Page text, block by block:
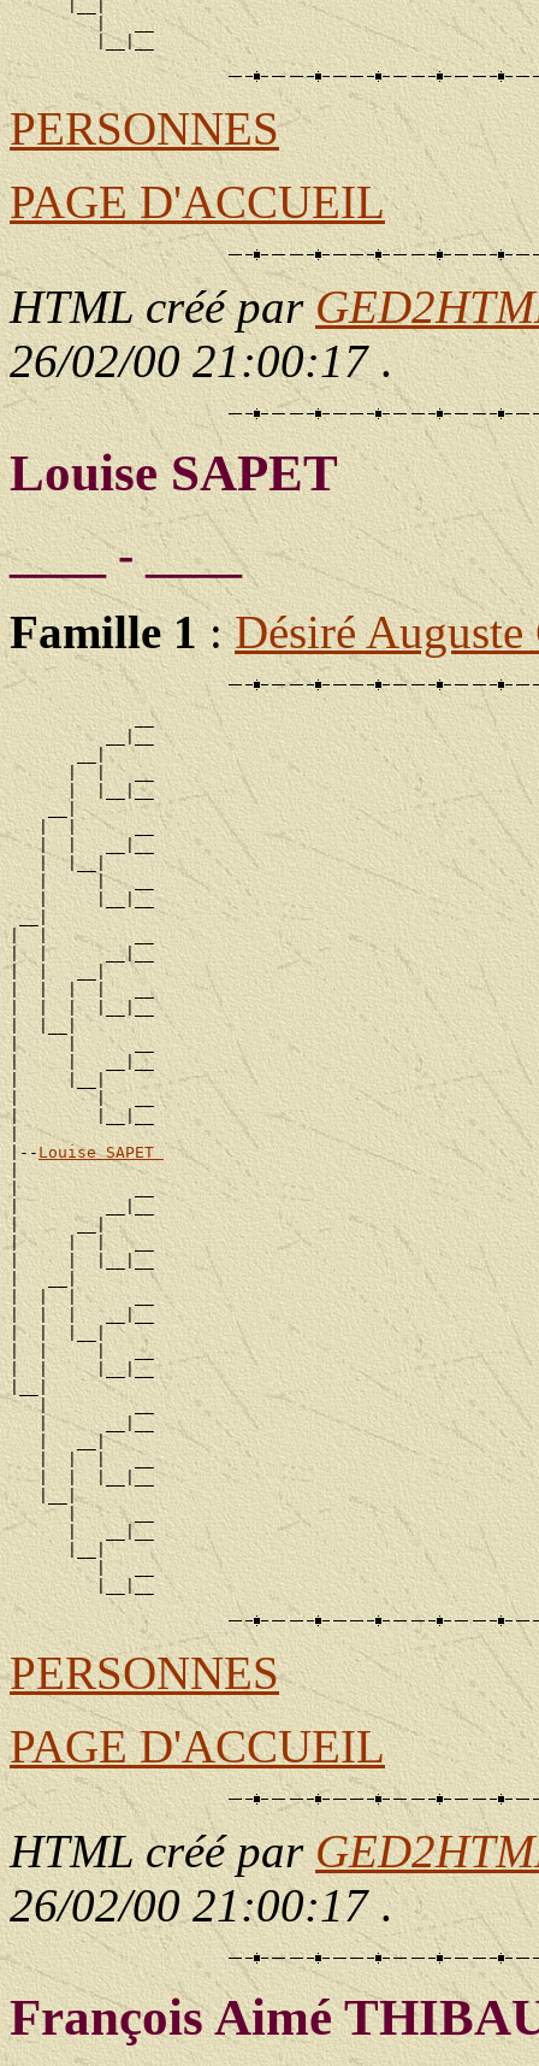
      |__|
         |   __
PERSONNES
PAGE D'ACCUEIL
HTML créé par
26/02/00 21:00:17.
Louise SAPET
____ - ____
Famille 1:Désiré
             __
          __|__
       __|
      |  |   __
      |  |__|__
    __|
   |  |      __
   |  |   __|__
   |  |__|
   |     |   __
   |     |__|__
__|
|  |         __
|  |      __|__
|  |   __|
|  |  |  |   __
|  |  |  |__|__
|  |__|
|     |      __
|     |   __|__
|     |__|
|        |   __
|        |__|__
|
|-- Louise SAPET
|
|            __
|         __|__
|      __|
|     |  |   __
|     |  |__|__
|   __|
|  |  |      __
|  |  |   __|__
|  |  |__|
|  |     |   __
|  |     |__|__
|__|
   |         __
   |      __|__
   |   __|
   |  |  |   __
   |  |  |__|__
   |__|
      |      __
      |   __|__
      |__|
         |   __
PERSONNES
PAGE D'ACCUEIL
HTML créé par
26/02/00 21:00:17.
François Aimé